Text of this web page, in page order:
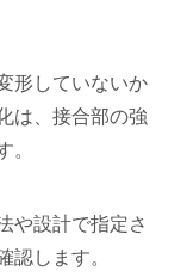
形していないか
は、接合部の強
。
や設計で指定さ
認します。